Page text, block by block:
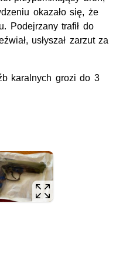
okazało się, że
Podejrzany trafił do
usłyszał zarzut za
karalnych grozi do 3